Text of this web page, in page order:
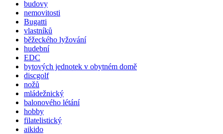
budovy
nemovitosti
Bugatti
vlastníků
běžeckého lyžování
hudební
EDC
bytových jednotek v obytném domě
discgolf
nožů
mládežnický
balonového létání
hobby
filatelistický
aikido